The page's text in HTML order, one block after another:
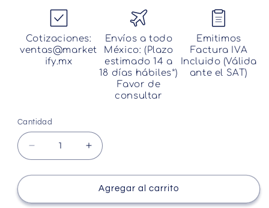
Cotizaciones:
ventas@market
ify.mx
Envíos a todo
México: (Plazo
estimado 14 a
18 días hábiles*)
Favor de
consultar
Emitimos
Factura IVA
Incluido (Válida
ante el SAT)
Cantidad
Cantidad
Reducir
cantidad
para
Display
Aumentar
cantidad
para
Lcd
Display
Agregar al carrito